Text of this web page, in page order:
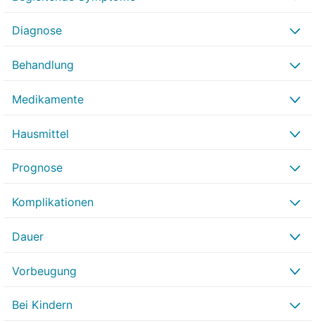
Diagnose
Behandlung
Medikamente
Hausmittel
Prognose
Komplikationen
Dauer
Vorbeugung
Bei Kindern